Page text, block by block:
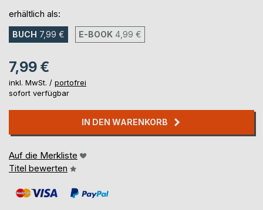
erhältlich als:
BUCH 7,99 € E-BOOK 4,99 €
7,99 €
inkl. MwSt. / portofrei
sofort verfügbar
IN DEN WARENKORB
Auf die Merkliste
Titel bewerten